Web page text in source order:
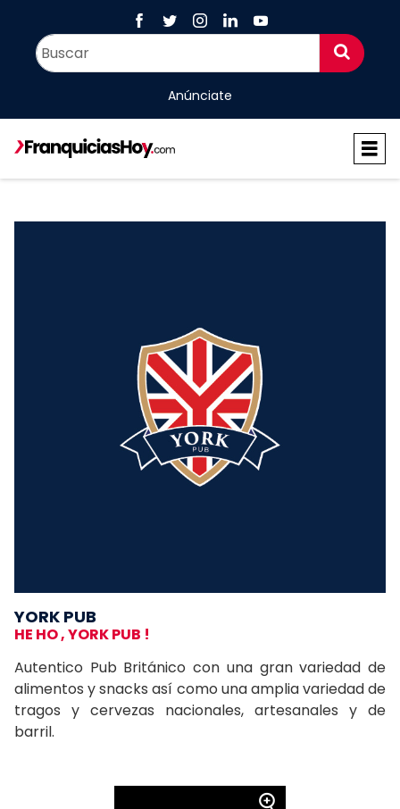
Anúnciate
YORK PUB
HE HO , YORK PUB !
Autentico Pub Británico con una gran variedad de
alimentos y snacks así como una amplia variedad de
tragos y cervezas nacionales, artesanales y de
barril.